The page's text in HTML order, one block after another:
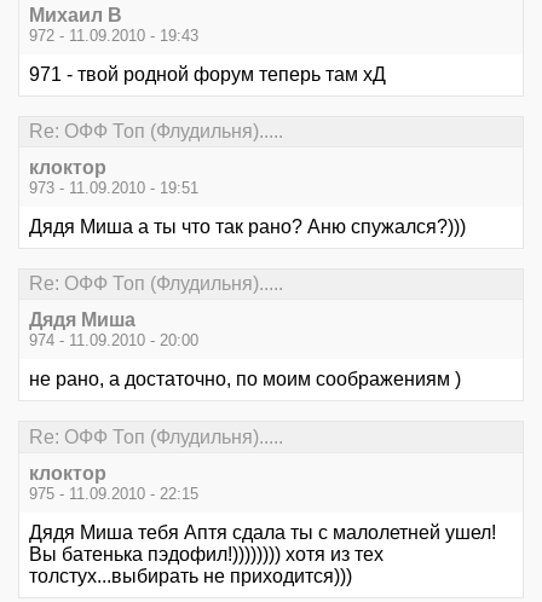
Михаил В
972 - 11.09.2010 - 19:43
971 - твой родной форум теперь там хД
Re: ОФФ Топ (Флудильня).....
клоктор
973 - 11.09.2010 - 19:51
Дядя Миша а ты что так рано? Аню спужался?)))
Re: ОФФ Топ (Флудильня).....
Дядя Миша
974 - 11.09.2010 - 20:00
не рано, а достаточно, по моим соображениям )
Re: ОФФ Топ (Флудильня).....
клоктор
975 - 11.09.2010 - 22:15
Дядя Миша тебя Аптя сдала ты с малолетней ушел!
Вы батенька пэдофил!)))))))) хотя из тех
толстух...выбирать не приходится)))